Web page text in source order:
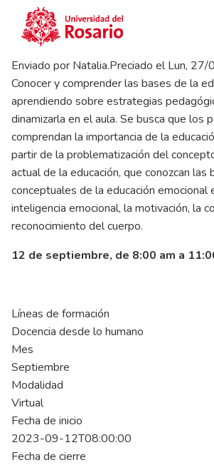
Pasar al contenido principal
Enviado por Natalia.Preciado elLun,
Conocer y comprender las bases de la
aprendiendo sobre estrategias
dinamizarla en el aula. Se busca que los
comprendan la importancia de la
partir de la problematización del
actual de la educación, que conozcan las
conceptuales de la educación emocional
inteligencia emocional, la motivación, la
reconocimiento del cuerpo.
12 de septiembre, de 8:00 am a
Líneas de formación
Docencia desde lo humano
Mes
Septiembre
Modalidad
Virtual
Fecha de inicio
2023-09-12T08:00:00
Fecha de cierre